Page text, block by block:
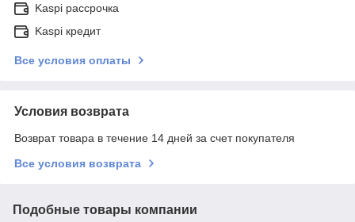
Kaspi рассрочка
Kaspi кредит
Все условия оплаты
Условия возврата
Возврат товара в течение 14 дней за счет покупателя
Все условия возврата
Подобные товары компании